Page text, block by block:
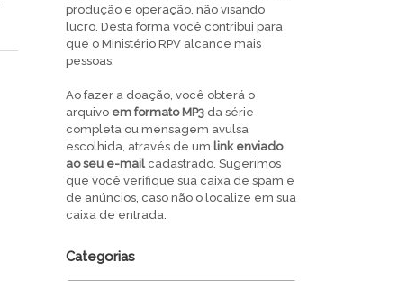
produção e operação, não visando
lucro. Desta forma você contribui para
que o Ministério RPV alcance mais
pessoas.
Ao fazer a doação, você obterá o
arquivo em formato MP3 da série
completa ou mensagem avulsa
escolhida, através de umlink enviado
ao seu e-mail cadastrado. Sugerimos
que você verifique sua caixa de spam e
de anúncios, caso não o localize em sua
caixa de entrada.
Categorias